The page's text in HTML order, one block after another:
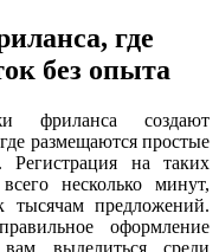
где
без опыта
фриланса создают
размещаются простые
на таких
несколько минут,
тысячам предложений.
оформление